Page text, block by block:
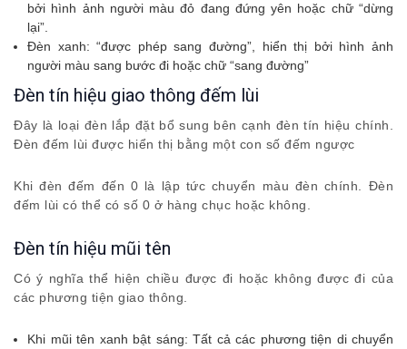
bởi hình ảnh người màu đỏ đang đứng yên hoặc chữ “dừng
lại”.
Đèn xanh: “được phép sang đường”, hiển thị bởi hình ảnh
người màu sang bước đi hoặc chữ “sang đường”
Đèn tín hiệu giao thông đếm lùi
Đây là loại đèn lắp đặt bổ sung bên cạnh đèn tín hiệu chính.
Đèn đếm lùi được hiển thị bằng một con số đếm ngược
Khi đèn đếm đến 0 là lập tức chuyển màu đèn chính. Đèn
đếm lùi có thể có số 0 ở hàng chục hoặc không.
Đèn tín hiệu mũi tên
Có ý nghĩa thể hiện chiều được đi hoặc không được đi của
các phương tiện giao thông.
Khi mũi tên xanh bật sáng: Tất cả các phương tiện di chuyển